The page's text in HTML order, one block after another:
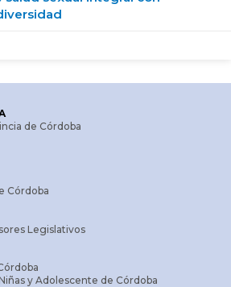
de Córdoba
Córdoba
Legislativos
y Adolescente de Córdoba